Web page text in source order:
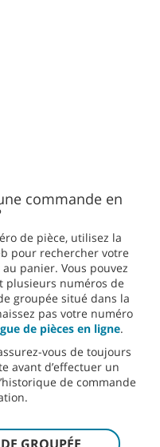
commande en
de pièce, utilisez la
pour rechercher votre
panier. Vous pouvez
plusieurs numéros de
groupée situé dans la
pas votre numéro
de pièces en ligne.
vous de toujours
avant d’effectuer un
de commande